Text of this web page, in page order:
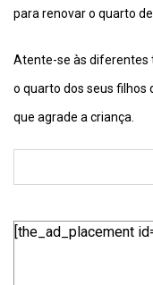
para renovar o quarto
Atente-se às diferentes
o quarto dos seus filhos
que agrade a criança.
[the_ad_placement